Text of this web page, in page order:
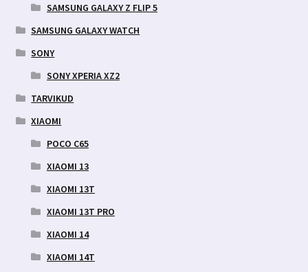
SAMSUNG GALAXY Z FLIP 5
SAMSUNG GALAXY WATCH
SONY
SONY XPERIA XZ2
TARVIKUD
XIAOMI
POCO C65
XIAOMI 13
XIAOMI 13T
XIAOMI 13T PRO
XIAOMI 14
XIAOMI 14T